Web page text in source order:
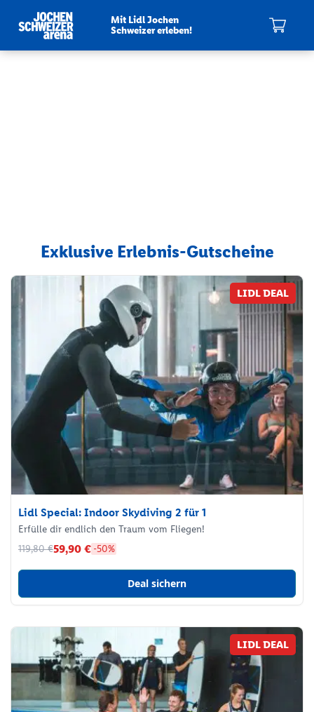
Mit Lidl Jochen
Schweizer erleben!
Mein Warenkorb
Exklusive Erlebnis-Gutscheine
LIDL DEAL
Lidl Special: Indoor Skydiving 2 für 1
Erfülle dir endlich den Traum vom Fliegen!
119,80 €59,90 € -50%
Deal sichern
LIDL DEAL